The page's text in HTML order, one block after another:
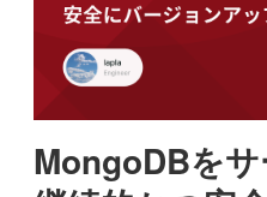
MongoDBを